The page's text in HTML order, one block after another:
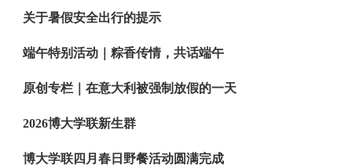
关于暑假安全出行的提示
端午特别活动｜粽香传情，共话端午
原创专栏｜在意大利被强制放假的一天
2026博大学联新生群
博大学联四月春日野餐活动圆满完成